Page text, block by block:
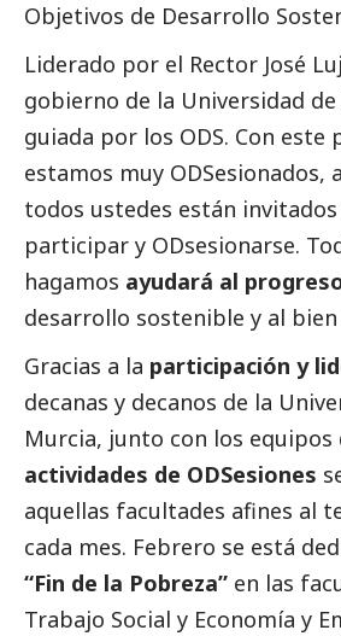
Objetivos de Desarrollo
Liderado por el Rector José
gobierno de la Universidad
guiada por los ODS. Con este
estamos muy ODSesionados,
todos ustedes están invitados
participar y ODsesionarse.
hagamos ayudará al
desarrollo sostenible y al
Gracias a la participación y
decanas y decanos de la
Murcia, junto con los equipos
actividades de ODSesiones
aquellas facultades afines al
cada mes. Febrero se está
“Fin de la Pobreza” en las
Trabajo Social y Economía y